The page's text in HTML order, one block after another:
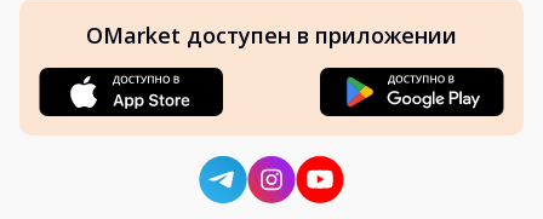
OMarket доступен в приложении